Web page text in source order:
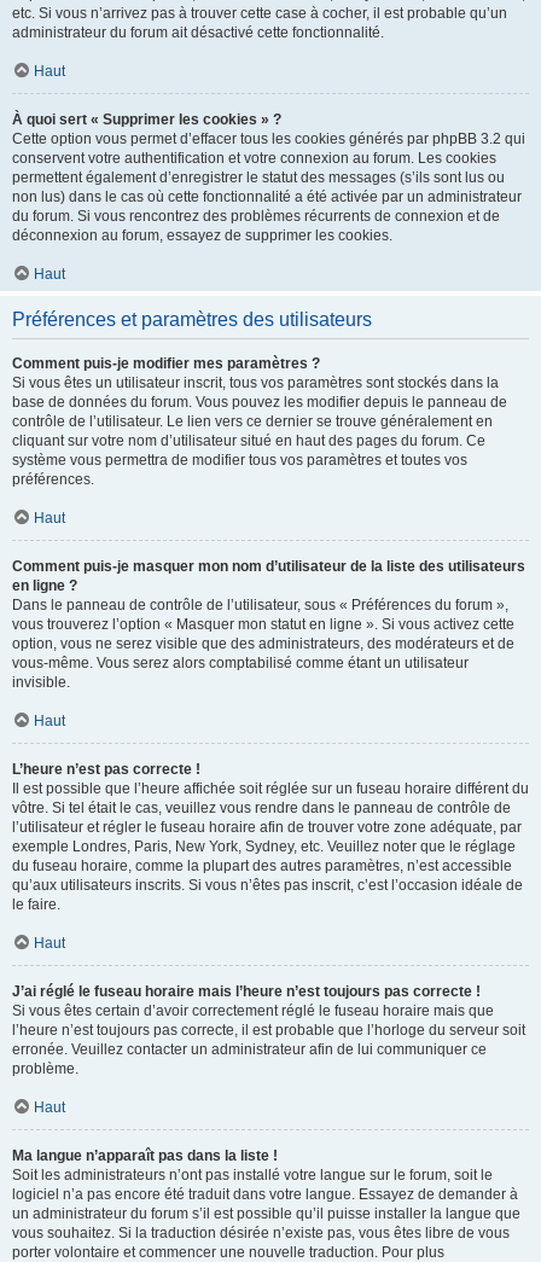
etc. Si vous n’arrivez pas à trouver cette case à cocher, il est probable qu’un
administrateur du forum ait désactivé cette fonctionnalité.
Haut
À quoi sert « Supprimer les cookies » ?
Cette option vous permet d’effacer tous les cookies générés par phpBB 3.2 qui
conservent votre authentification et votre connexion au forum. Les cookies
permettent également d’enregistrer le statut des messages (s’ils sont lus ou
non lus) dans le cas où cette fonctionnalité a été activée par un administrateur
du forum. Si vous rencontrez des problèmes récurrents de connexion et de
déconnexion au forum, essayez de supprimer les cookies.
Haut
Préférences et paramètres des utilisateurs
Comment puis-je modifier mes paramètres ?
Si vous êtes un utilisateur inscrit, tous vos paramètres sont stockés dans la
base de données du forum. Vous pouvez les modifier depuis le panneau de
contrôle de l’utilisateur. Le lien vers ce dernier se trouve généralement en
cliquant sur votre nom d’utilisateur situé en haut des pages du forum. Ce
système vous permettra de modifier tous vos paramètres et toutes vos
préférences.
Haut
Comment puis-je masquer mon nom d’utilisateur de la liste des utilisateurs
en ligne ?
Dans le panneau de contrôle de l’utilisateur, sous « Préférences du forum »,
vous trouverez l’option « Masquer mon statut en ligne ». Si vous activez cette
option, vous ne serez visible que des administrateurs, des modérateurs et de
vous-même. Vous serez alors comptabilisé comme étant un utilisateur
invisible.
Haut
L’heure n’est pas correcte !
Il est possible que l’heure affichée soit réglée sur un fuseau horaire différent du
vôtre. Si tel était le cas, veuillez vous rendre dans le panneau de contrôle de
l’utilisateur et régler le fuseau horaire afin de trouver votre zone adéquate, par
exemple Londres, Paris, New York, Sydney, etc. Veuillez noter que le réglage
du fuseau horaire, comme la plupart des autres paramètres, n’est accessible
qu’aux utilisateurs inscrits. Si vous n’êtes pas inscrit, c’est l’occasion idéale de
le faire.
Haut
J’ai réglé le fuseau horaire mais l’heure n’est toujours pas correcte !
Si vous êtes certain d’avoir correctement réglé le fuseau horaire mais que
l’heure n’est toujours pas correcte, il est probable que l’horloge du serveur soit
erronée. Veuillez contacter un administrateur afin de lui communiquer ce
problème.
Haut
Ma langue n’apparaît pas dans la liste !
Soit les administrateurs n’ont pas installé votre langue sur le forum, soit le
logiciel n’a pas encore été traduit dans votre langue. Essayez de demander à
un administrateur du forum s’il est possible qu’il puisse installer la langue que
vous souhaitez. Si la traduction désirée n’existe pas, vous êtes libre de vous
porter volontaire et commencer une nouvelle traduction. Pour plus